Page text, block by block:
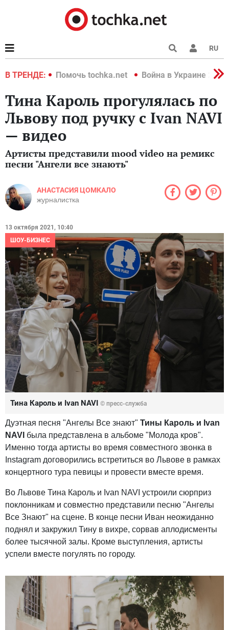
RU
В ТРЕНДЕ:
2022 Помочь tochka.net Война в Украине 2022
Тина Кароль прогулялась по
Львову под ручку с Ivan NAVI
— видео
Артисты представили mood video на ремикс
песни "Ангели все знають"
АНАСТАСИЯ ЦОМКАЛО
журналистка
13 октября 2021, 10:40
ШОУ-БИЗНЕС
Тина Кароль и Ivan NAVI © пресс-служба
Дуэтная песня "Ангелы Все знают" Тины Кароль и Ivan
NAVI была представлена в альбоме "Молода кров".
Именно тогда артисты во время совместного звонка в
Instagram договорились встретиться во Львове в рамках
концертного тура певицы и провести вместе время.
Во Львове Тина Кароль и Ivan NAVI устроили сюрприз
поклонникам и совместно представили песню "Ангелы
Все Знают" на сцене. В конце песни Иван неожиданно
поднял и закружил Тину в вихре, сорвав аплодисменты
более тысячной залы. Кроме выступления, артисты
успели вместе погулять по городу.